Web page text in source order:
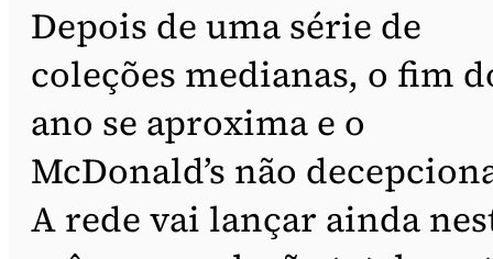
Depois de uma série de
coleções medianas, o fim
ano se aproxima e o
McDonald’s não
A rede vai lançar ainda